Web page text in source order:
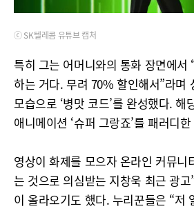
ⓒ SK텔레콤 유튜브 캡처
특히 그는 어머니와의 통화 장면에서
하는 거다. 무려 70% 할인해서”라며
모습으로 ‘병맛 코드’를 완성했다. 해
애니메이션 ‘슈퍼 그랑죠’를 패러디
영상이 화제를 모으자 온라인 커뮤니
는 것으로 의심받는 지창욱 최근 광
이 올라오기도 했다. 누리꾼들은 “저